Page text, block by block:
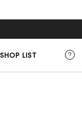
SHOP LIST